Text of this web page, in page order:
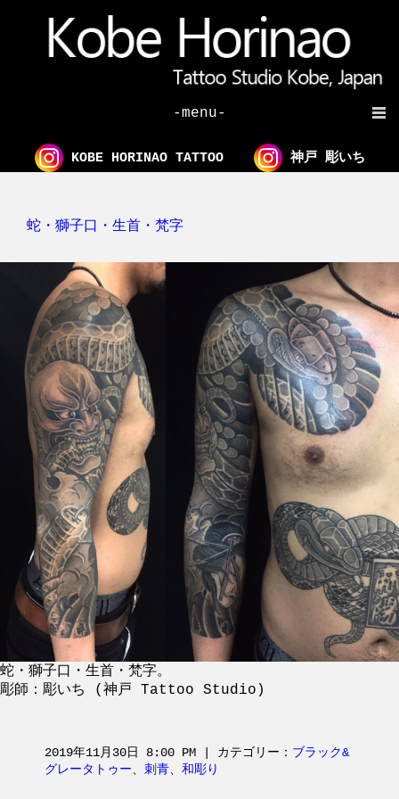
-menu-
KOBE HORINAO TATTOO 神戸 彫いち
蛇・獅子口・生首・梵字
蛇・獅子口・生首・梵字。
彫師：彫いち (神戸 Tattoo Studio)
2019年11月30日 8:00 PM | カテゴリー： ブラック&
グレータトゥー、 刺青、 和彫り